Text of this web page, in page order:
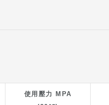
使用壓力 MPA